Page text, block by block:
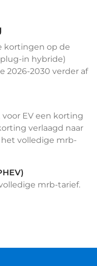
kortingen op de
in hybride)
2026-2030 verder af
EV een korting
verlaagd naar
het volledige mrb-
mrb-tarief.